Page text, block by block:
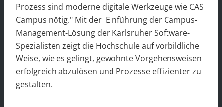
Prozess sind moderne digitale Werkzeuge wie CAS
Campus nötig." Mit der Einführung der Campus-
Management-Lösung der Karlsruher Software-
Spezialisten zeigt die Hochschule auf vorbildliche
Weise, wie es gelingt, gewohnte Vorgehensweisen
erfolgreich abzulösen und Prozesse effizienter zu
gestalten.